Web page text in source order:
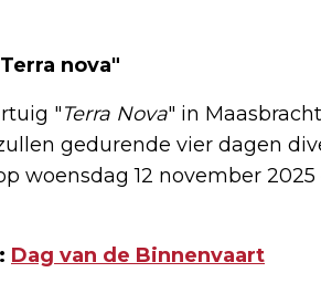
nova"
"Terra Nova" in
gedurende vier dagen
woensdag 12 november 2025
Dag van de Binnenvaart